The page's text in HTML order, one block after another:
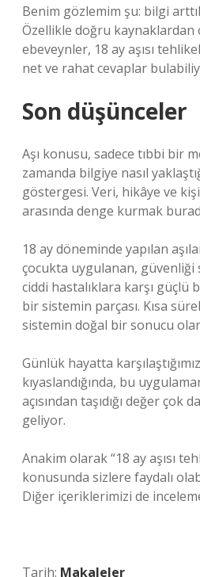
Benim gözlemim şu: bilgi
Özellikle doğru kaynaklardan
ebeveynler, 18 ay aşısı
net ve rahat cevaplar
Son düşünceler
Aşı konusu, sadece tıbbi bir
zamanda bilgiye nasıl
göstergesi. Veri, hikâye ve
arasında denge kurmak
18 ay döneminde yapılan
çocukta uygulanan, güvenliği
ciddi hastalıklara karşı güçlü
bir sistemin parçası. Kısa
sistemin doğal bir sonucu
Günlük hayatta
kıyaslandığında, bu
açısından taşıdığı değer çok
geliyor.
Anakim olarak “18 ay aşısı
konusunda sizlere faydalı
Diğer içeriklerimizi de
Tarih: Makaleler